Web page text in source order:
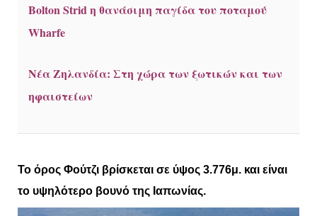
Bolton Strid η θανάσιμη παγίδα του ποταμού
Wharfe
Νέα Ζηλανδία: Στη χώρα των ξωτικών και των
ηφαιστείων
Το όρος Φούτζι βρίσκεται σε ύψος 3.776μ. και είναι
το υψηλότερο βουνό της Ιαπωνίας.